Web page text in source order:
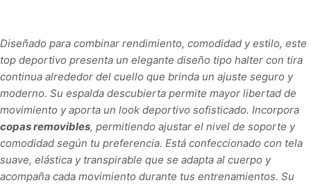
Diseñado para combinar rendimiento, comodidad y estilo, este
top deportivo presenta un elegante diseño tipo halter con tira
continua alrededor del cuello que brinda un ajuste seguro y
moderno. Su espalda descubierta permite mayor libertad de
movimiento y aporta un look deportivo sofisticado. Incorpora
copas removibles, permitiendo ajustar el nivel de soporte y
comodidad según tu preferencia. Está confeccionado con tela
suave, elástica y transpirable que se adapta al cuerpo y
acompaña cada movimiento durante tus entrenamientos. Su